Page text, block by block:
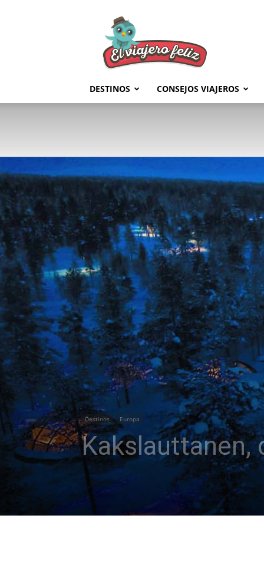
Feliz
DESTINOS CONSEJOS VIAJEROS
Destinos Europa
Kakslauttanen,